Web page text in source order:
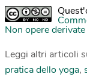
Non opere
Leggi altri articoli
pratica dello yoga,